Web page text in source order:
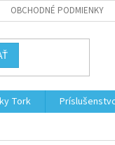
OBCHODNÉ PODMIENKY
Tork